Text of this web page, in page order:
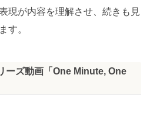
現が内容を理解させ、続きも見
す。
ーズ動画「One Minute, One